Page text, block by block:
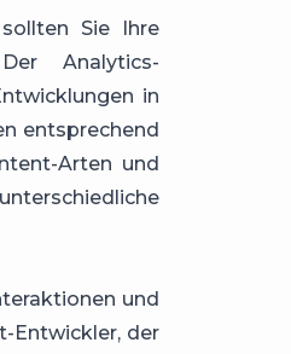
Sie Ihre
Analytics-
in
entsprechend
Arten und
und
Entwickler, der